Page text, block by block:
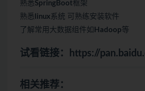
熟悉SpringBoot框架
熟悉 linux 系统 可熟练安装软件
了解常用大数据组件如 Hadoop等
试看链接： https://
相关推荐：